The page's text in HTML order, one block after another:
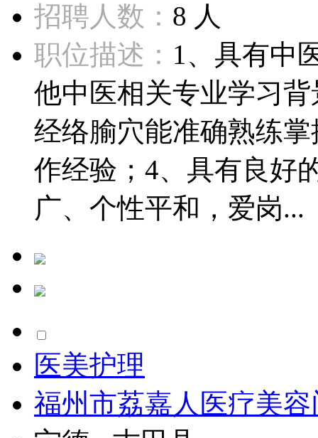
招聘人数： 8 人
职位描述： 1、具有中
他中医相关专业学习
经络腧穴能准确熟练
作经验；4、具有良好
广、个性平和，爱岗...
医美护理
福州市荔嘉人医疗美